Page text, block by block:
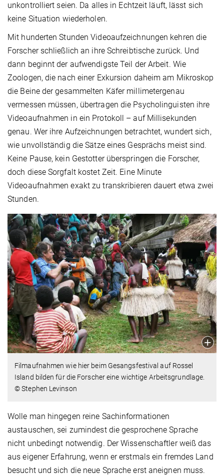
unkontrolliert seien. Da alles in Echtzeit läuft, lässt sich
keine Situation wiederholen.
Mit hunderten Stunden Videoaufzeichnungen kehren die
Forscher schließlich an ihre Schreibtische zurück. Und
dann beginnt der aufwendigste Teil der Arbeit. Wie
Zoologen, die nach einer Exkursion daheim am Mikroskop
die Beine der gesammelten Käfer millimetergenau
vermessen müssen, übertragen die Psycholinguisten ihre
Videoaufnahmen in ein Protokoll – auf Millisekunden
genau. Wer ihre Aufzeichnungen betrachtet, wundert sich,
wie unvollständig die Sätze eines Gesprächs meist sind.
Keine Pause, kein Gestotter überspringen die Forscher,
doch diese Sorgfalt kostet Zeit. Eine Minute
Videoaufnahmen exakt zu transkribieren dauert etwa zwei
Stunden.
Filmaufnahmen wie hier beim Gesangs­festival auf Rossel
Island bilden für die Forscher eine wichtige Arbeitsgrundlage.
© Stephen Levinson
Wolle man hingegen reine Sachinformationen
austauschen, sei zumindest die gesprochene Sprache
nicht unbedingt notwendig. Der Wissenschaftler weiß das
aus eigener Erfahrung, wenn er erstmals ein fremdes Land
besucht und sich die neue Sprache erst aneignen muss.